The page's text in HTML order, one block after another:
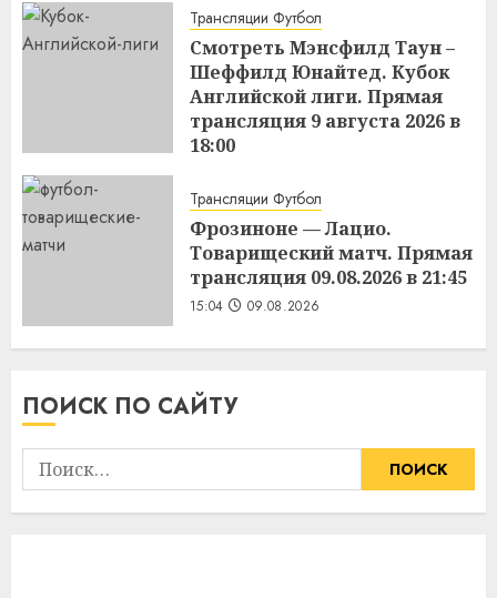
Трансляции Футбол
Смотреть Мэнсфилд Таун –
Шеффилд Юнайтед. Кубок
Английской лиги. Прямая
трансляция 9 августа 2026 в
18:00
Трансляции Футбол
Фрозиноне — Лацио.
Товарищеский матч. Прямая
трансляция 09.08.2026 в 21:45
15:04 09.08.2026
ПОИСК ПО САЙТУ
Найти: